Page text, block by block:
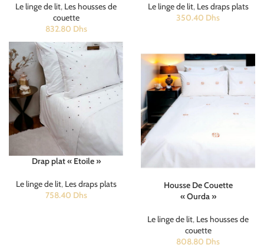
Le linge de lit, Les housses de
couette
832.80 Dhs
Le linge de lit, Les draps plats
350.40 Dhs
Drap plat « Etoile »
Le linge de lit, Les draps plats
758.40 Dhs
Housse De Couette
« Ourda »
Le linge de lit, Les housses de
couette
808.80 Dhs